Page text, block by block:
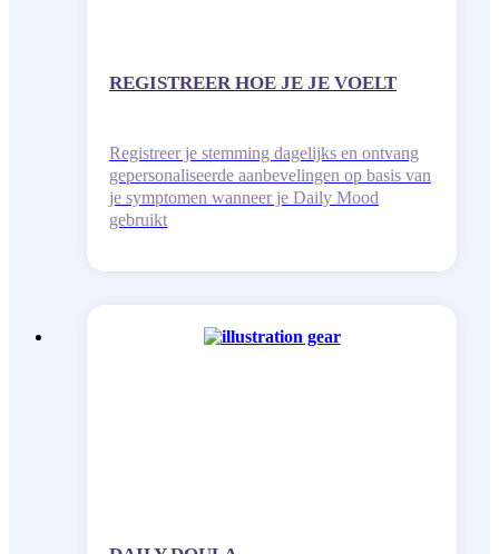
REGISTREER HOE JE JE VOELT
Registreer je stemming dagelijks en ontvang
gepersonaliseerde aanbevelingen op basis van
je symptomen wanneer je Daily Mood
gebruikt